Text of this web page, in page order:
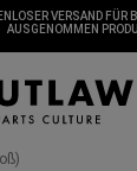
VERSAND FÜR
AUSGENOMMEN